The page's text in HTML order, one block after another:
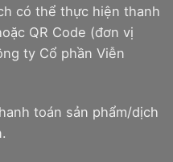
có thể thực hiện thanh
QR Code (đơn vị
ty Cổ phần Viễn
toán sản phẩm/dịch